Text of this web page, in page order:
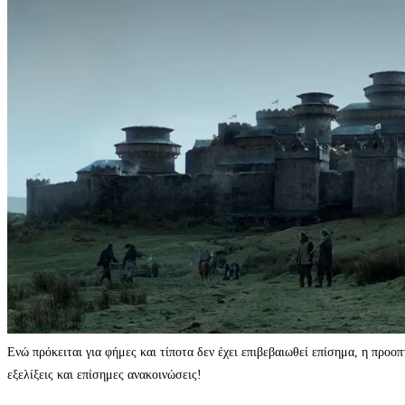
Ενώ πρόκειται για φήμες και τίποτα δεν έχει επιβεβαιωθεί επίσημα, η
εξελίξεις και επίσημες ανακοινώσεις!